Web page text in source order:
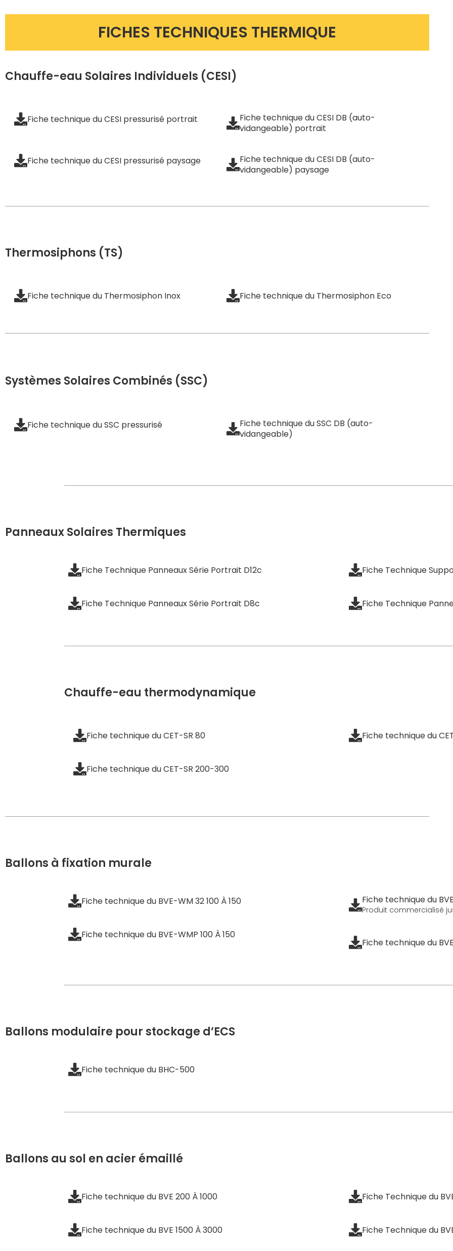
FICHES TECHNIQUES THERMIQUE
Chauffe-eau Solaires Individuels (CESI)
Fiche technique du CESI pressurisé portrait
Fiche technique du CESI DB (auto-
vidangeable) portrait
Fiche technique du CESI pressurisé paysage
Fiche technique du CESI DB (auto-
vidangeable) paysage
Thermosiphons (TS)
Fiche technique du Thermosiphon Inox Fiche technique du Thermosiphon Eco
Systèmes Solaires Combinés (SSC)
Fiche technique du SSC pressurisé
Fiche technique du SSC DB (auto-
vidangeable)
Panneaux Solaires Thermiques
Fiche Technique Panneaux Série Portrait D12c
Fiche Technique Panneaux Série Portrait D8c
Fiche Technique
Fiche Technique
Chauffe-eau thermodynamique
Fiche technique du CET-SR 80
Fiche technique du CET-SR 200-300
Fiche technique du
Ballons à fixation murale
Fiche technique du BVE-WM 32 100 À 150
Fiche technique du BVE-WMP 100 À 150
Fiche technique du
Produit commercialisé
Fiche technique du
Ballons modulaire pour stockage d’ECS
Fiche technique du BHC-500
Ballons au sol en acier émaillé
Fiche technique du BVE 200 À 1000
Fiche technique du BVE 1500 À 3000
Fiche Technique du
Fiche Technique du